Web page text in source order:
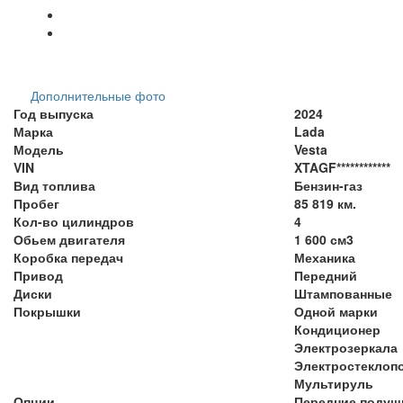
Дополнительные фото
Год выпуска
2024
Марка
Lada
Модель
Vesta
VIN
XTAGF************
Вид топлива
Бензин-газ
Пробег
85 819 км.
Кол-во цилиндров
4
Обьем двигателя
1 600 см3
Коробка передач
Механика
Привод
Передний
Диски
Штампованные
Покрышки
Одной марки
Кондиционер
Электрозеркала
Мультируль